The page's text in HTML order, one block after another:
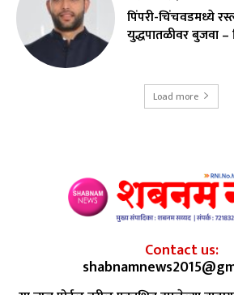
पिंपरी-चिंचवडमध्ये
युद्धपातळीवर बुजवा –
Load more
Contact us: